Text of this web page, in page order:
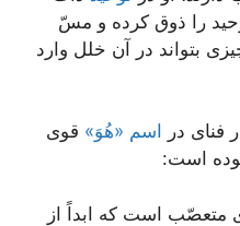
را ذوق كرده و مسّ
بتواند در آن خلل وارد
در اسم «هُوَ» قوى
است:
است كه ابداً از